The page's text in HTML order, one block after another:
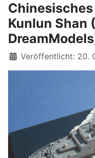
Kunlun Shan
Details
Veröffentlicht: 20.